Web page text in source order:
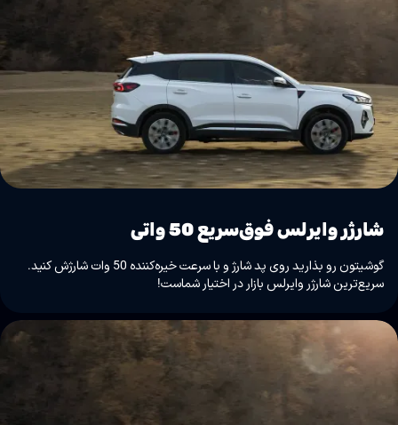
شارژر وایرلس فوق‌سریع 50 واتی
گوشیتون رو بذارید روی پد شارژ و با سرعت خیره‌کننده 50 وات شارژش کنید.
سریع‌ترین شارژر وایرلس بازار در اختیار شماست!